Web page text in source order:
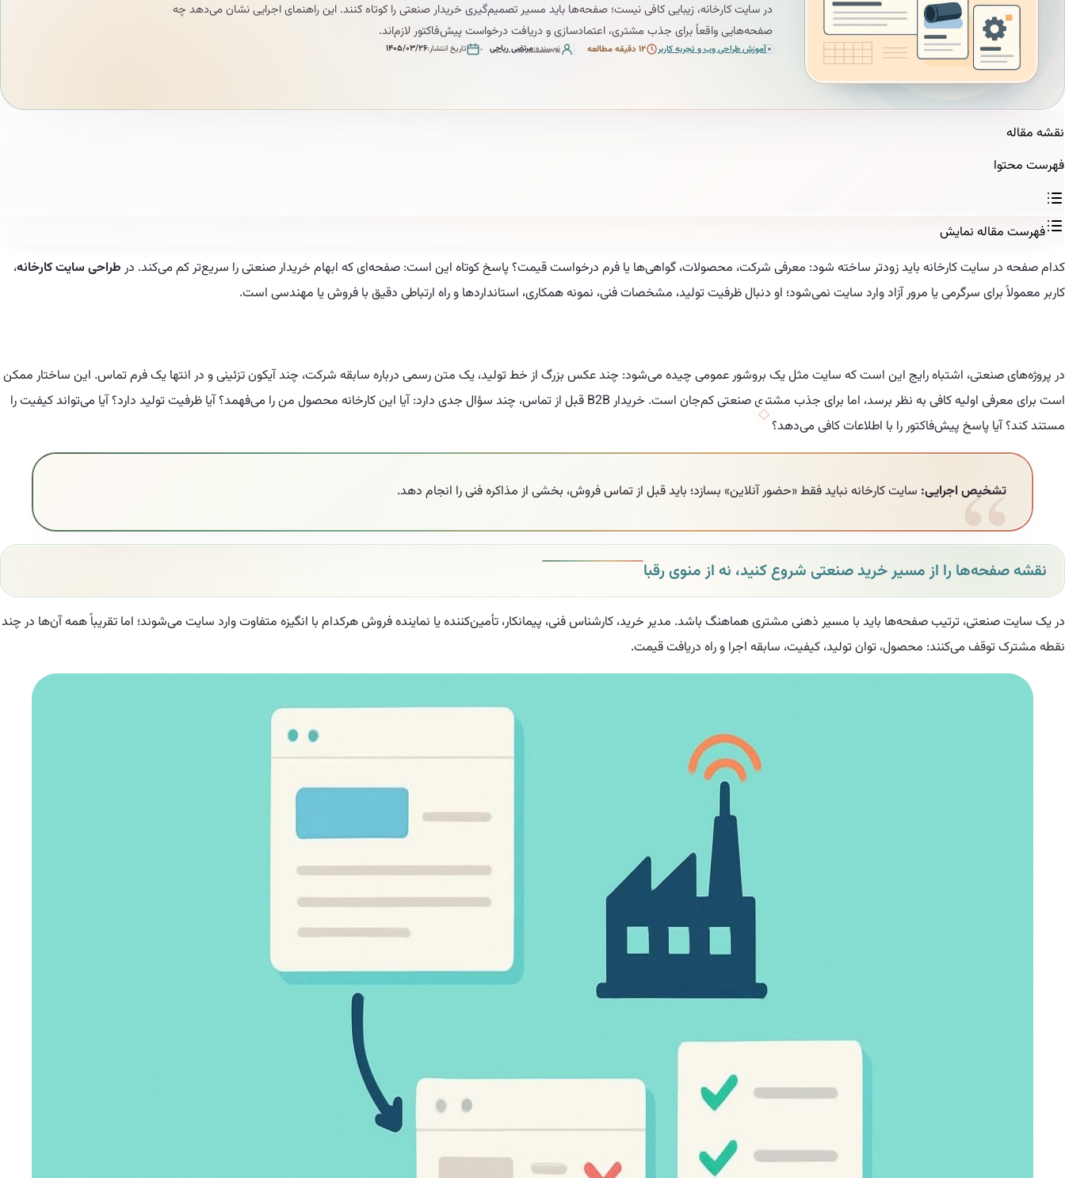
آموزش طراحی وب و تجربه کاربر ۱۲ دقیقه مطالعه
در سایت کارخانه، زیبایی کافی نیست؛ صفحه‌ها باید مسیر تصمیم‌گیری خریدار صنعتی را کوتاه کنند. این راهنمای اجرایی نشان می‌دهد چه
صفحه‌هایی واقعاً برای جذب مشتری، اعتمادسازی و دریافت درخواست پیش‌فاکتور لازم‌اند.
نویسنده مرتضی ریاحی تاریخ انتشار ۱۴۰۵/۰۳/۲۶
نقشه مقاله
فهرست محتوا
فهرست مقاله نمایش
کدام صفحه در سایت کارخانه باید زودتر ساخته شود: معرفی شرکت، محصولات، گواهی‌ها یا فرم درخواست قیمت؟ پاسخ کوتاه این است: صفحه‌ای که ابهام خریدار صنعتی را سریع‌تر کم می‌کند. در طراحی سایت کارخانه،
کاربر معمولاً برای سرگرمی یا مرور آزاد وارد سایت نمی‌شود؛ او دنبال ظرفیت تولید، مشخصات فنی، نمونه همکاری، استانداردها و راه ارتباطی دقیق با فروش یا مهندسی است.
در پروژه‌های صنعتی، اشتباه رایج این است که سایت مثل یک بروشور عمومی چیده می‌شود: چند عکس بزرگ از خط تولید، یک متن رسمی درباره سابقه شرکت، چند آیکون تزئینی و در انتها یک فرم تماس. این ساختار ممکن
است برای معرفی اولیه کافی به نظر برسد، اما برای جذب مشتری صنعتی کم‌جان است. خریدار B2B قبل از تماس، چند سؤال جدی دارد: آیا این کارخانه محصول من را می‌فهمد؟ آیا ظرفیت تولید دارد؟ آیا می‌تواند کیفیت را
مستند کند؟ آیا پاسخ پیش‌فاکتور را با اطلاعات کافی می‌دهد؟
تشخیص اجرایی: سایت کارخانه نباید فقط «حضور آنلاین» بسازد؛ باید قبل از تماس فروش، بخشی از مذاکره فنی را انجام دهد.
نقشه صفحه‌ها را از مسیر خرید صنعتی شروع کنید، نه از منوی رقبا
در یک سایت صنعتی، ترتیب صفحه‌ها باید با مسیر ذهنی مشتری هماهنگ باشد. مدیر خرید، کارشناس فنی، پیمانکار، تأمین‌کننده یا نماینده فروش هرکدام با انگیزه متفاوت وارد سایت می‌شوند؛ اما تقریباً همه آن‌ها در چند
نقطه مشترک توقف می‌کنند: محصول، توان تولید، کیفیت، سابقه اجرا و راه دریافت قیمت.